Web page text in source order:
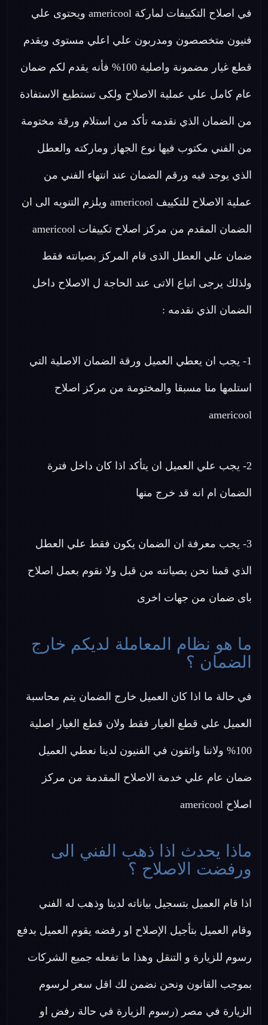
في اصلاح التكييفات لماركة americool ويحتوى علي
فنيون متخصصون ومدربون علي اعلي مستوى ويقدم
قطع غيار مضمونة واصلية 100% فأنه يقدم لكم ضمان
عام كامل علي عملية الاصلاح ولكى تستطيع الاستفادة
من الضمان الذي نقدمه تأكد من استلام ورقة مختومة
من الفني مكتوب فيها نوع الجهاز وماركته والعطل
الذي يوجد فيه ورقم الضمان عند انتهاء الفني من
عملية الاصلاح للتكييف americool ويلزم التنويه الى ان
الضمان المقدم من مركز اصلاح تكييفات americool
ضمان علي العطل الذى قام المركز بصيانته فقط
ولذلك يرجى اتباع الاتى عند الحاجة ل الاصلاح داخل
الضمان الذي نقدمه :
1- يجب ان يعطي العميل ورقة الضمان الاصلية التي
استلمها منا مسبقا والمختومة من مركز اصلاح
americool
2- يجب علي العميل ان يتأكد اذا كان داخل فترة
الضمان ام انه قد خرج منها
3- يجب معرفة ان الضمان يكون فقط علي العطل
الذي قمنا نحن بصيانته من قبل ولا نقوم بعمل اصلاح
باى ضمان من جهات اخرى
ما هو نظام المعاملة لديكم خارج
الضمان ؟
في حالة ما اذا كان العميل خارج الضمان يتم محاسبة
العميل علي قطع الغيار فقط ولان قطع الغيار اصلية
100% ولاننا واثقون في الفنيون لدينا نعطي العميل
ضمان عام علي خدمة الاصلاح المقدمة من مركز
اصلاح americool
ماذا يحدث اذا ذهب الفني الى
ورفضت الاصلاح ؟
اذا قام العميل بتسجيل بياناته لدينا وذهب له الفني
وقام العميل بتأجيل الإصلاح او رفضه يقوم العميل بدفع
رسوم للزيارة و التنقل وهذا ما تفعله جميع الشركات
بموجب القانون ونحن نضمن لك اقل سعر لرسوم
الزيارة في مصر (رسوم الزيارة في حالة رفض او